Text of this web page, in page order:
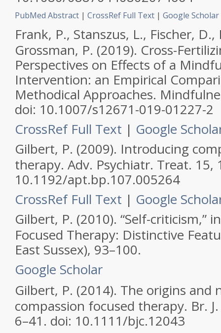
PubMed Abstract | CrossRef Full Text | Google Scholar
Frank, P., Stanszus, L., Fischer,
Grossman, P. (2019). Cross-
Perspectives on Effects of a
Intervention: an Empirical
Methodical Approaches.
doi: 10.1007/s12671-019-01227-2
CrossRef Full Text | Google
Gilbert, P. (2009). Introducing
therapy. Adv. Psychiatr. Treat. 15,
10.1192/apt.bp.107.005264
CrossRef Full Text | Google
Gilbert, P. (2010). “Self-criticism,”
Focused Therapy: Distinctive
East Sussex), 93–100.
Google Scholar
Gilbert, P. (2014). The origins and
compassion focused therapy. Br.
6–41. doi: 10.1111/bjc.12043